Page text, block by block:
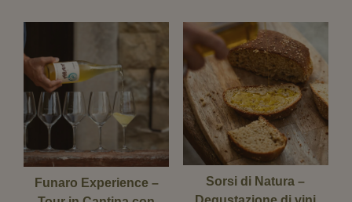
Funaro Experience –
Sorsi di Natura –